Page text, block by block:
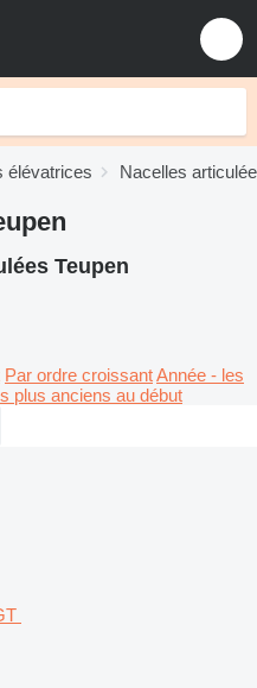
élévatrices Nacelles
Teupen
Par ordre croissantAnnée - les
plus anciens au début